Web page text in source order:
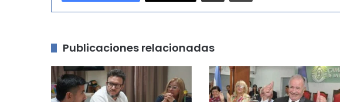
Publicaciones relacionadas